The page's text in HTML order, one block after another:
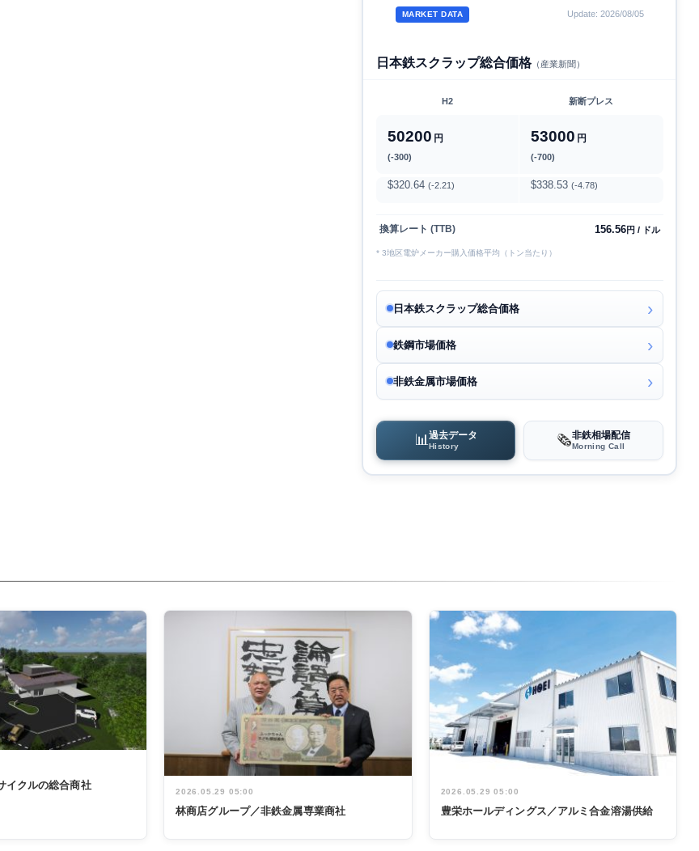
MARKET DATA Update: 2026/08/05
日本鉄スクラップ総合価格（産業新聞）
H2 新断プレス
50200 円
(-300)
53000 円
(-700)
$320.64 (-2.21) $338.53 (-4.78)
換算レート (TTB) 156.56円 / ドル
* 3地区電炉メーカー購入価格平均（トン当たり）
日本鉄スクラップ総合価格
鉄鋼市場価格
非鉄金属市場価格
📊 過去データ
History 🗞️非鉄相場配信
Morning Call
イクルの総合商社
2026.05.29 05:00
林商店グループ／非鉄金属専業商社
2026.05.29 05:00
豊栄ホールディングス／アルミ合金溶湯供給